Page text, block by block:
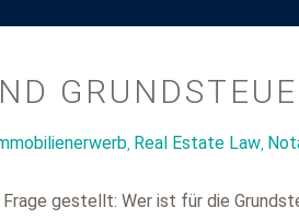
, Real Estate Law,
gestellt: Wer ist für die